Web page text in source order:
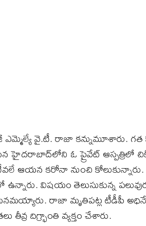
వై.టీ. రాజా కన్నుమూశారు. గత
హైదరాబాద్‌లోని ఓ ప్రైవేట్ ఆస్పత్రిలో
ఆయన కరోనా నుంచి
విషయం తెలుసుకున్న
రాజా మృతిపట్ల టీడీపీ అధినేత
దిగ్భ్రాంతి వ్యక్తం చేశారు.